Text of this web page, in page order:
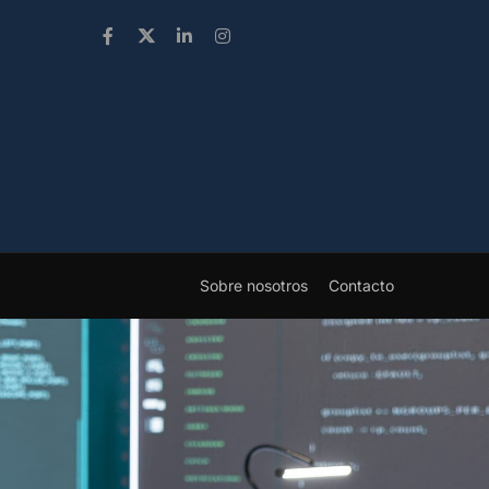
Sobre nosotros Contacto